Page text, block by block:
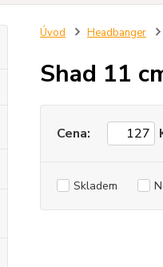
Úvod Headbanger
Shad 11
Cena:
Skladem